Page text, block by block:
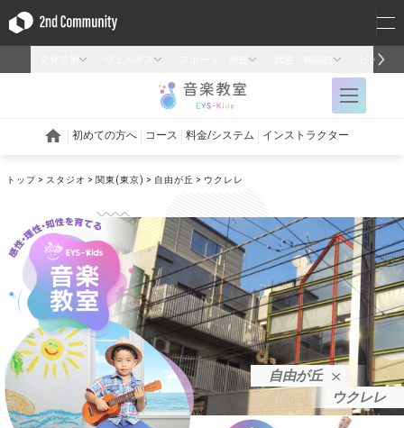
トップ スタジオ 関東(東京) 自由が丘 ウクレレ
自由が丘
ウクレレ